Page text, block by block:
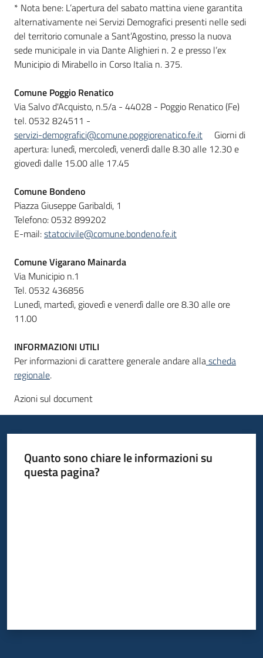
* Nota bene: L’apertura del sabato mattina viene garantita
alternativamente nei Servizi Demografici presenti nelle sedi
del territorio comunale a Sant’Agostino, presso la nuova
sede municipale in via Dante Alighieri n. 2 e presso l’ex
Municipio di Mirabello in Corso Italia n. 375.
Comune Poggio Renatico
Via Salvo d'Acquisto, n.5/a - 44028 - Poggio Renatico (Fe)
tel. 0532 824511 -
servizi-demografici@comune.poggiorenatico.fe.it
Giorni di
apertura: lunedì, mercoledì, venerdì dalle 8.30 alle 12.30 e
giovedì dalle 15.00 alle 17.45
Comune Bondeno
Piazza Giuseppe Garibaldi, 1
Telefono: 0532 899202
E-mail:statocivile@comune.bondeno.fe.it
Comune Vigarano Mainarda
Via Municipio n.1
Tel. 0532 436856
Lunedì, martedì, giovedì e venerdì dalle ore 8.30 alle ore
11.00
INFORMAZIONI UTILI
Per informazioni di carattere generale andare allascheda
regionale.
Azioni sul document
Quanto sono chiare le informazioni su
questa pagina?